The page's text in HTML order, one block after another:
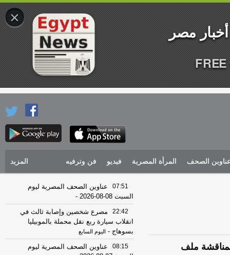
الصحف المرأة المصرية فيديو فن وترفيه المزيد
ملف
07:51
عناوين الصحف المصرية ليوم
السبت 08-08-2026
-
22:42
مصرع شخصين وإصابة ثالث في
انقلاب سيارة ربع نقل محملة بالموبيليا
بسوهاج - اليوم السابع
08:15
عناوين الصحف المصرية ليوم
×